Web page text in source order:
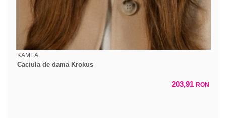
KAMEA
Caciula de dama Krokus
203,91 RON